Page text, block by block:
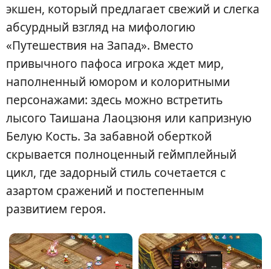
экшен, который предлагает свежий и слегка
абсурдный взгляд на мифологию
«Путешествия на Запад». Вместо
привычного пафоса игрока ждет мир,
наполненный юмором и колоритными
персонажами: здесь можно встретить
лысого Таишана Лаоцзюня или капризную
Белую Кость. За забавной оберткой
скрывается полноценный геймплейный
цикл, где задорный стиль сочетается с
азартом сражений и постепенным
развитием героя.